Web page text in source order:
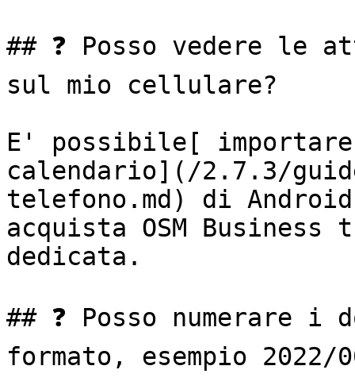
## ❓ Posso vedere le
sul mio cellulare?
E' possibile[
calendario](/2.7.3/
telefono.md) di
acquista OSM
dedicata.
## ❓ Posso numerare i
formato, esempio 2022/